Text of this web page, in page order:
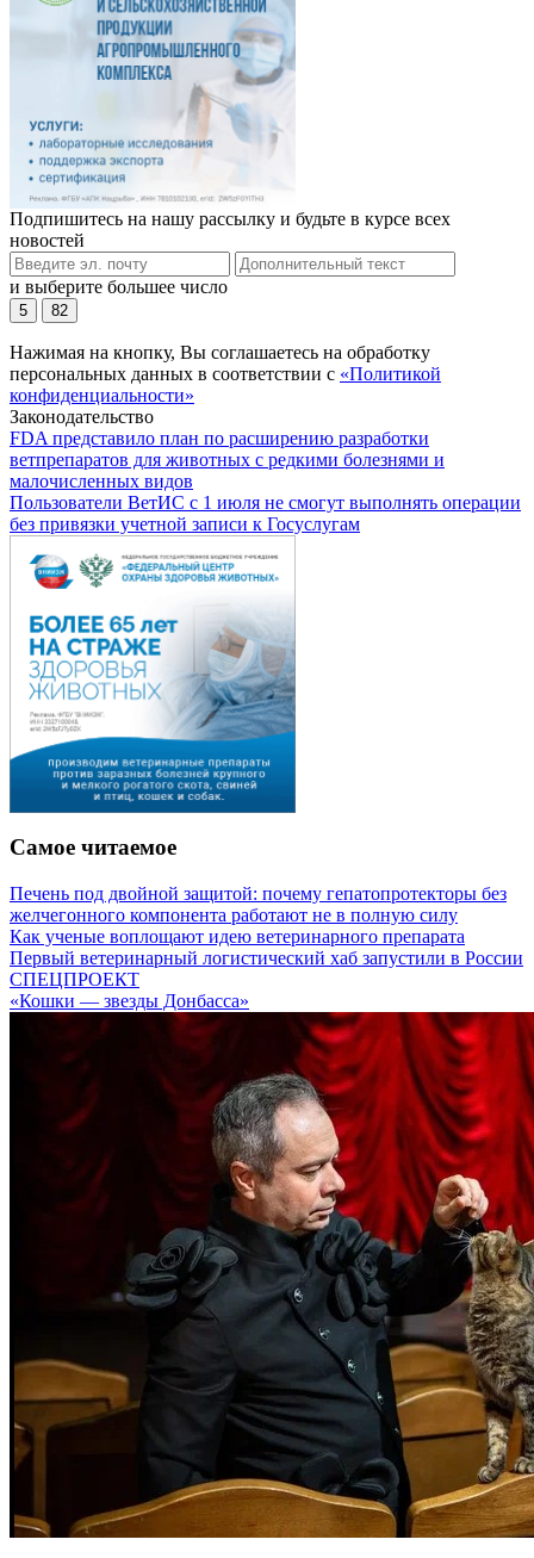
Подпишитесь на нашу рассылку и будьте в курсе всех
новостей
и выберите большее число
5 82
Нажимая на кнопку, Вы соглашаетесь на обработку
персональных данных в соответствии с «Политикой
конфиденциальности»
Законодательство
FDA представило план по расширению разработки
ветпрепаратов для животных с редкими болезнями и
малочисленных видов
Пользователи ВетИС с 1 июля не смогут выполнять операции
без привязки учетной записи к Госуслугам
Самое читаемое
Печень под двойной защитой: почему гепатопротекторы без
желчегонного компонента работают не в полную силу
Как ученые воплощают идею ветеринарного препарата
Первый ветеринарный логистический хаб запустили в России
СПЕЦПРОЕКТ
«Кошки — звезды Донбасса»